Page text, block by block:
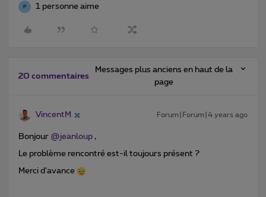
P 1 personne aime
20 commentaires
Messages plus anciens en haut de la
page
VincentM Forum|Forum|4 years ago
Bonjour @jeanloup ,
Le problème rencontré est-il toujours présent ?
Merci d’avance